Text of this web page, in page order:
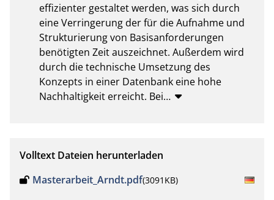
effizienter gestaltet werden, was sich durch
eine Verringerung der für die Aufnahme und
Strukturierung von Basisanforderungen
benötigten Zeit auszeichnet. Außerdem wird
durch die technische Umsetzung des
Konzepts in einer Datenbank eine hohe
Nachhaltigkeit erreicht. Bei…
Volltext Dateien herunterladen
Masterarbeit_Arndt.pdf(3091KB)